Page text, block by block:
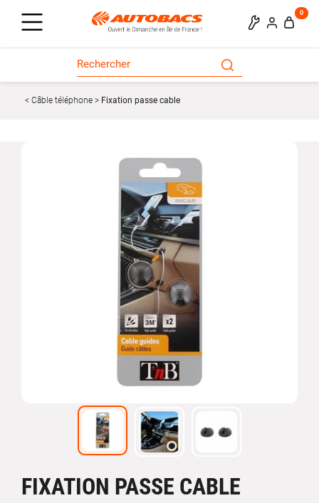
0
Câble téléphone Fixation passe cable
FIXATION PASSE CABLE